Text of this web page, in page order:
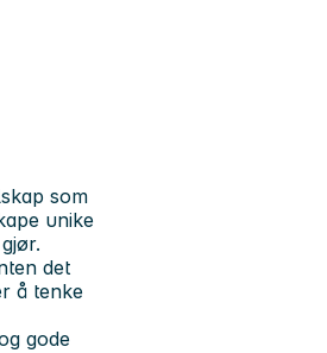
som
unike
det
å tenke
gode